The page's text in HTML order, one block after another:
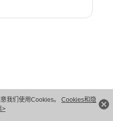
我们使用Cookies。 Cookies和隐
>
。 保留一切权利。粤A2-20044005号
法律声明